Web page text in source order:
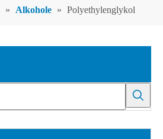
» Alkohole » Polyethylenglykol